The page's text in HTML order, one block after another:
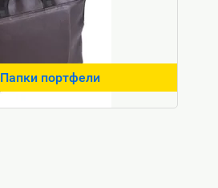
Папки портфели